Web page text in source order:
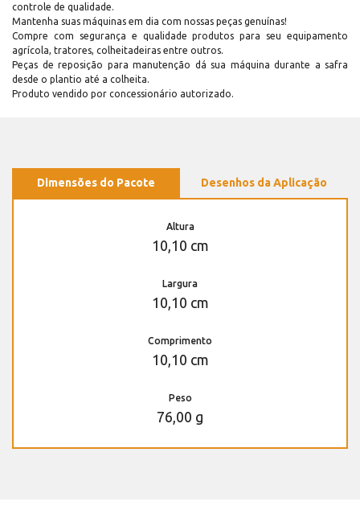
controle de qualidade.
Mantenha suas máquinas em dia com nossas peças genuínas!
Compre com segurança e qualidade produtos para seu equipamento
agrícola, tratores, colheitadeiras entre outros.
Peças de reposição para manutenção dá sua máquina durante a safra
desde o plantio até a colheita.
Produto vendido por concessionário autorizado.
Dimensões do Pacote Desenhos da Aplicação
Altura
10,10 cm
Largura
10,10 cm
Comprimento
10,10 cm
Peso
76,00 g